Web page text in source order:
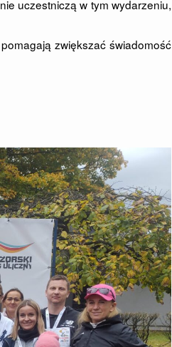
uczestniczą w tym wydarzeniu,
zwiększać świadomość